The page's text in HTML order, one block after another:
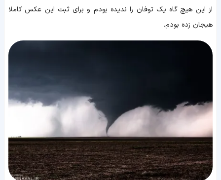
از این هیچ گاه یک توفان را ندیده بودم و برای ثبت این عکس کاملا
هیجان زده بودم.